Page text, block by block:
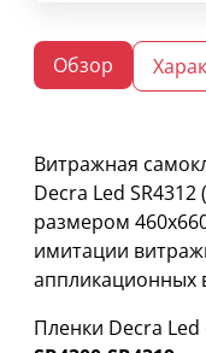
Обзор
Витражная
Decra Led SR4312
размером
имитации
аппликационных
Пленки Decra Led